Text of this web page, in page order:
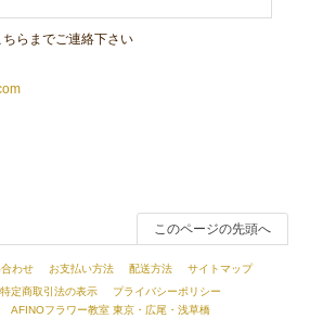
らまでご連絡下さい
このページの先頭へ
わせ お支払い方法 配送方法
サイトマップ
特定商取引法の表示
プライバシーポリシー
AFINOフラワー教室 東京・広尾・浅草橋